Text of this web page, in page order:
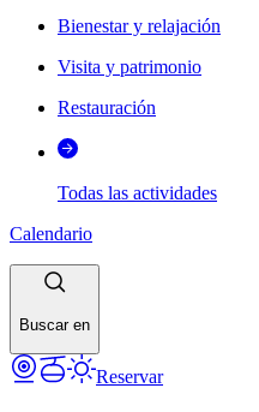
Bienestar y relajación
Visita y patrimonio
Restauración
Todas las actividades
Calendario
Buscar en
Reservar